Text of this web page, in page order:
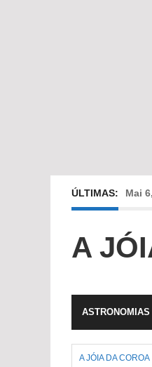
ÚLTIMAS: Mai
Fev
A
ASTRONOMIAS
A JÓIA DA COROA